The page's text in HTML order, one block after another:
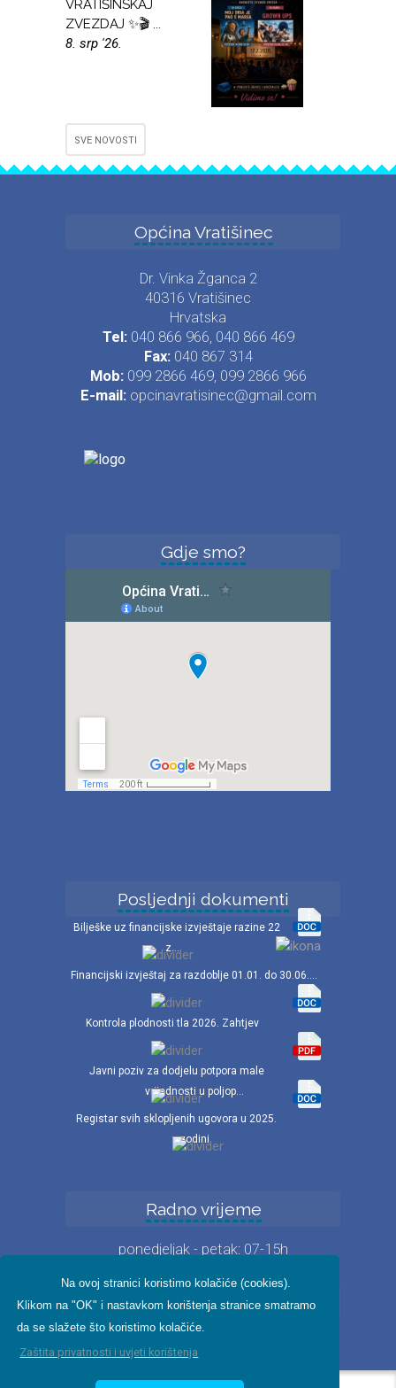
Na ovoj stranici koristimo kolačiće (cookies).
Klikom na "OK" i nastavkom korištenja stranice smatramo
da se slažete što koristimo kolačiće.
Zaštita privatnosti i uvjeti korištenja
VRATIŠINSKAJ
ZVEZDAJ ✨🎬 ...
8. srp '26.
SVE NOVOSTI
Općina Vratišinec
Dr. Vinka Žganca 2
40316 Vratišinec
Hrvatska
Tel: 040 866 966, 040 866 469
Fax: 040 867 314
Mob: 099 2866 469, 099 2866 966
E-mail: opcinavratisinec@gmail.com
Gdje smo?
Posljednji dokumenti
Bilješke uz financijske izvještaje razine 22
z...
Financijski izvještaj za razdoblje 01.01. do 30.06....
Kontrola plodnosti tla 2026. Zahtjev
Javni poziv za dodjelu potpora male
vrijednosti u poljop...
Registar svih sklopljenih ugovora u 2025.
godini
Radno vrijeme
ponedjeljak - petak: 07-15h
Iz fotogalerije